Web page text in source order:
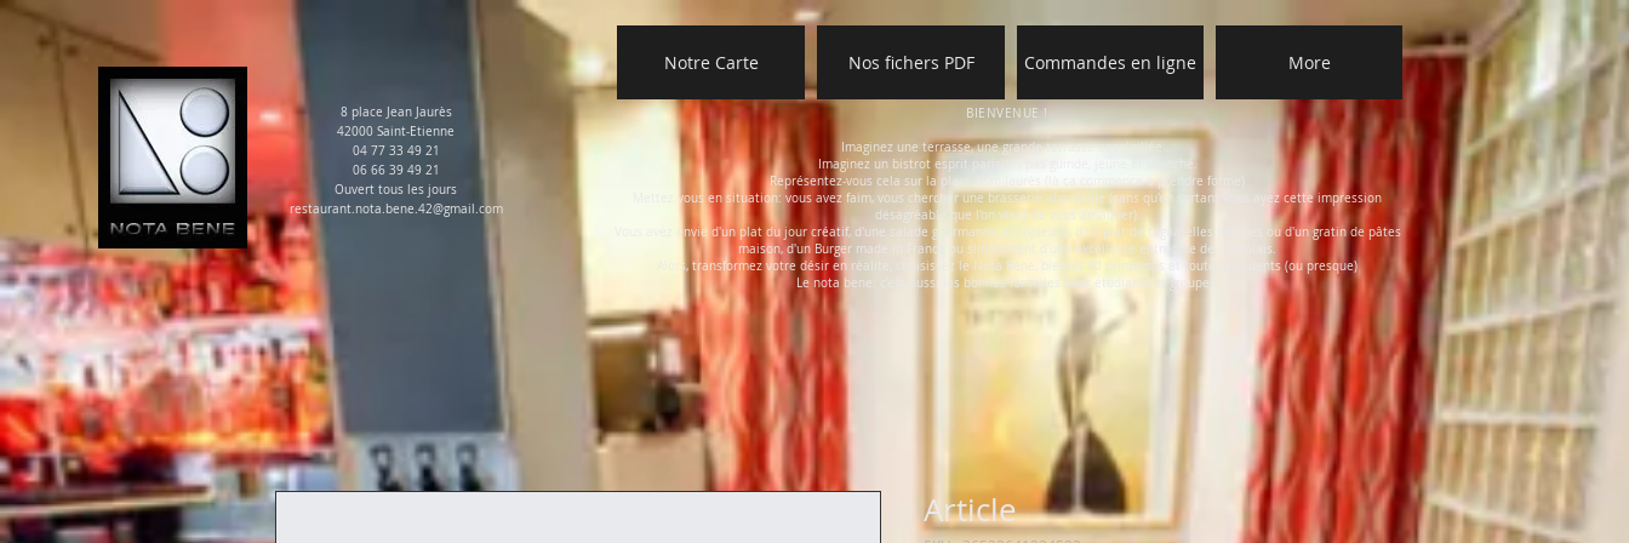
8 place Jean Jaurès
42000 Saint-Etienne
04 77 33 49 21
06 66 39 49 21
Ouvert tous les jours
restaurant.nota.bene.42@gmail.com
BIENVENUE !
Imaginez une terrasse, une grande terrasse ensoleillée...
Imaginez un bistrot esprit parisien, pas guindé, jeune et branché.
Représentez-vous cela sur la place Jean-Jaurès (là ça commence à prendre forme)
Mettez vous en situation: vous avez faim, vous chercher une brasserie abordable (sans qu'en sortant vous ayez cette impression
désagréable que l'on vient de vous arnaquer).
Vous avez envie d'un plat du jour créatif, d'une salade gourmande et copieuse, d'un plat de tagliatelles fraîches ou d'un gratin de pâtes
maison, d'un Burger made in France ou simplement d'une excellente entrecôte de Charolais.
Alors, transformez votre désir en réalité, choisissez le Nota Bene, bientôt 40 printemps et toutes ses dents (ou presque)
Le nota bene: c'est aussi les bonnes formules pour étudiants et groupes.
Notre Carte Nos fichers PDF Commandes en ligne More
Article